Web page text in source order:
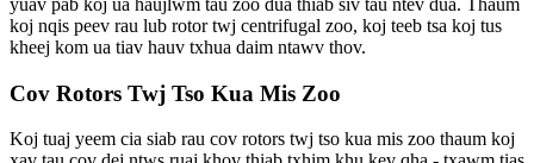
yuav pab koj ua haujlwm tau zoo dua thiab siv tau ntev dua. Thaum
koj nqis peev rau lub rotor twj centrifugal zoo, koj teeb tsa koj tus
kheej kom ua tiav hauv txhua daim ntawv thov.
Cov Rotors Twj Tso Kua Mis Zoo
Koj tuaj yeem cia siab rau cov rotors twj tso kua mis zoo thaum koj